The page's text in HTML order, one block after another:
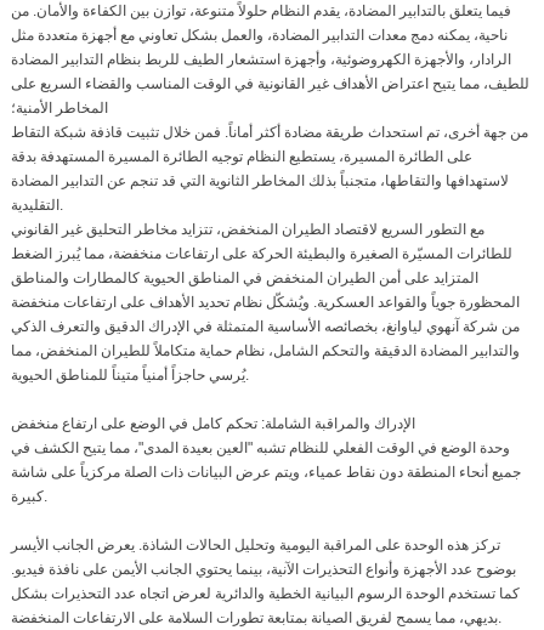
فيما يتعلق بالتدابير المضادة، يقدم النظام حلولاً متنوعة، توازن بين الكفاءة والأمان. من
ناحية، يمكنه دمج معدات التدابير المضادة، والعمل بشكل تعاوني مع أجهزة متعددة مثل
الرادار، والأجهزة الكهروضوئية، وأجهزة استشعار الطيف للربط بنظام التدابير المضادة
للطيف، مما يتيح اعتراض الأهداف غير القانونية في الوقت المناسب والقضاء السريع على
المخاطر الأمنية؛
من جهة أخرى، تم استحداث طريقة مضادة أكثر أماناً. فمن خلال تثبيت قاذفة شبكة التقاط
على الطائرة المسيرة، يستطيع النظام توجيه الطائرة المسيرة المستهدفة بدقة
لاستهدافها والتقاطها، متجنباً بذلك المخاطر الثانوية التي قد تنجم عن التدابير المضادة
التقليدية.
مع التطور السريع لاقتصاد الطيران المنخفض، تتزايد مخاطر التحليق غير القانوني
للطائرات المسيّرة الصغيرة والبطيئة الحركة على ارتفاعات منخفضة، مما يُبرز الضغط
المتزايد على أمن الطيران المنخفض في المناطق الحيوية كالمطارات والمناطق
المحظورة جوياً والقواعد العسكرية. ويُشكّل نظام تحديد الأهداف على ارتفاعات منخفضة
من شركة آنهوي لياوانغ، بخصائصه الأساسية المتمثلة في الإدراك الدقيق والتعرف الذكي
والتدابير المضادة الدقيقة والتحكم الشامل، نظام حماية متكاملاً للطيران المنخفض، مما
يُرسي حاجزاً أمنياً متيناً للمناطق الحيوية.
الإدراك والمراقبة الشاملة: تحكم كامل في الوضع على ارتفاع منخفض
وحدة الوضع في الوقت الفعلي للنظام تشبه "العين بعيدة المدى"، مما يتيح الكشف في
جميع أنحاء المنطقة دون نقاط عمياء، ويتم عرض البيانات ذات الصلة مركزياً على شاشة
كبيرة.
تركز هذه الوحدة على المراقبة اليومية وتحليل الحالات الشاذة. يعرض الجانب الأيسر
بوضوح عدد الأجهزة وأنواع التحذيرات الآنية، بينما يحتوي الجانب الأيمن على نافذة فيديو.
كما تستخدم الوحدة الرسوم البيانية الخطية والدائرية لعرض اتجاه عدد التحذيرات بشكل
بديهي، مما يسمح لفريق الصيانة بمتابعة تطورات السلامة على الارتفاعات المنخفضة.